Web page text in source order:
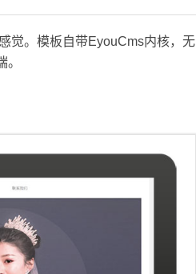
觉。模板自带EyouCms内核，无